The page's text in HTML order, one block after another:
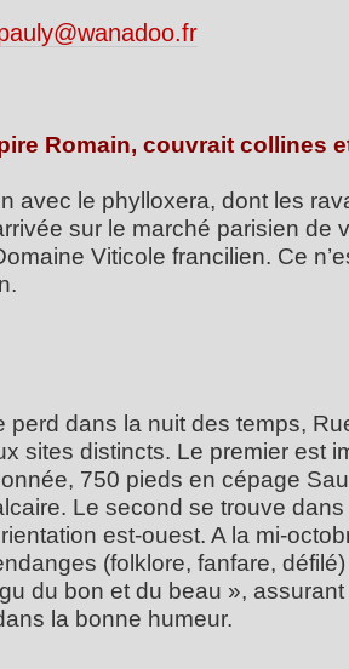
Romain, couvrait collines
avec le phylloxera, dont les
sur le marché parisien de
Viticole francilien. Ce
dans la nuit des temps,
sites distincts. Le premier est
750 pieds en cépage
Le second se trouve
est-ouest. A la mi-
(folklore, fanfare,
du bon et du beau »,
la bonne humeur.